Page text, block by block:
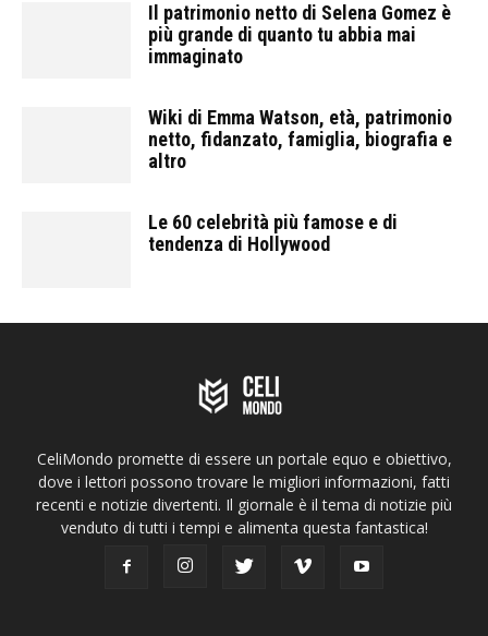
Il patrimonio netto di Selena Gomez è
più grande di quanto tu abbia mai
immaginato
Wiki di Emma Watson, età, patrimonio
netto, fidanzato, famiglia, biografia e
altro
Le 60 celebrità più famose e di
tendenza di Hollywood
CeliMondo promette di essere un portale equo e obiettivo,
dove i lettori possono trovare le migliori informazioni, fatti
recenti e notizie divertenti. Il giornale è il tema di notizie più
venduto di tutti i tempi e alimenta questa fantastica!